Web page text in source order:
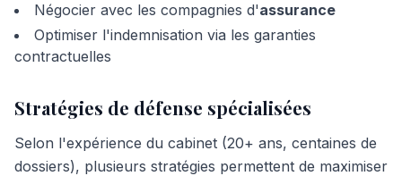
Négocier avec les compagnies d'assurance
Optimiser l'indemnisation via les garanties
contractuelles
Stratégies de défense spécialisées
Selon l'expérience du cabinet (20+ ans, centaines de
dossiers), plusieurs stratégies permettent de maximiser